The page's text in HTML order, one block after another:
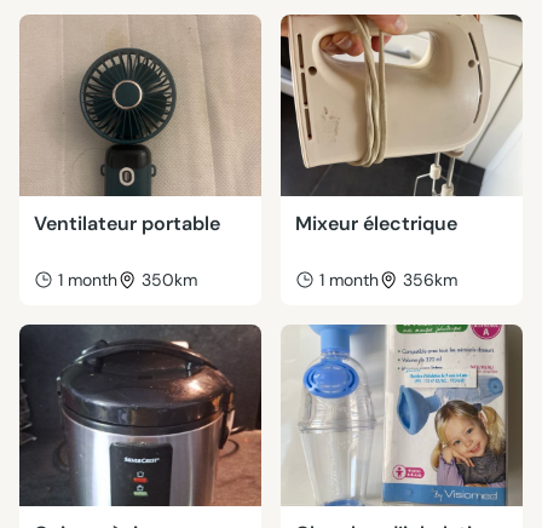
Ventilateur portable
1 month 350km
Mixeur électrique
1 month 356km